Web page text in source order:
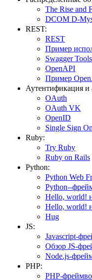
The Rise and
DCOM D-
REST:
REST
Пример
Swagger Tools
OpenAPI
Пример
Аутентификация и
OAuth
OAuth VK
OpenID
Single Sign On
Ruby:
Try Ruby
Ruby on Rails
Python:
Python Web
Python--
Hello, world!
Hello, world!
Hug
JS:
Javascript-
Обзор JS-
Node.js-
PHP:
PHP-